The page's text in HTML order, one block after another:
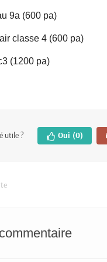
9a (600 pa)
classe 4 (600 pa)
(1200 pa)
utile ? Oui (0)